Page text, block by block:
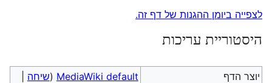
לצפייה ביומן ההגנות של דף זה.
היסטוריית עריכות
יוצר הדף MediaWiki default
(שיחה